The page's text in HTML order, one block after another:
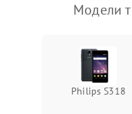
Модели
Philips S318